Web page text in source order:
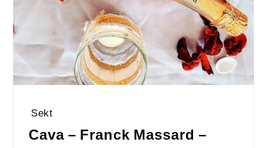
Sekt
Cava – Franck Massard –